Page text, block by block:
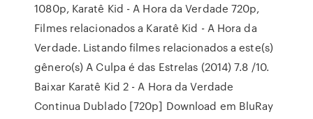
1080p, Karatê Kid - A Hora da Verdade 720p,
Filmes relacionados a Karatê Kid - A Hora da
Verdade. Listando filmes relacionados a este(s)
gênero(s) A Culpa é das Estrelas (2014) 7.8 /10.
Baixar Karatê Kid 2 - A Hora da Verdade
Continua Dublado [720p] Download em BluRay